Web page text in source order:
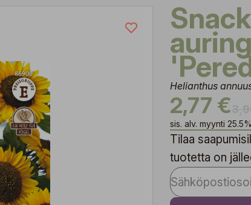
Snack-
Helianthus
2,77 €
sis. alv. myynti 25.5%
Tilaa
tuotetta on